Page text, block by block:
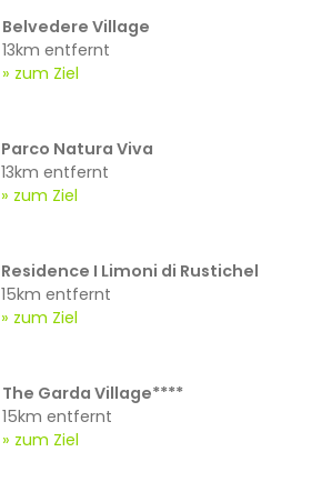
Belvedere Village
13km entfernt
zum Ziel
Parco Natura Viva
13km entfernt
zum Ziel
Residence I Limoni di Rustichel
15km entfernt
zum Ziel
The Garda Village****
15km entfernt
zum Ziel